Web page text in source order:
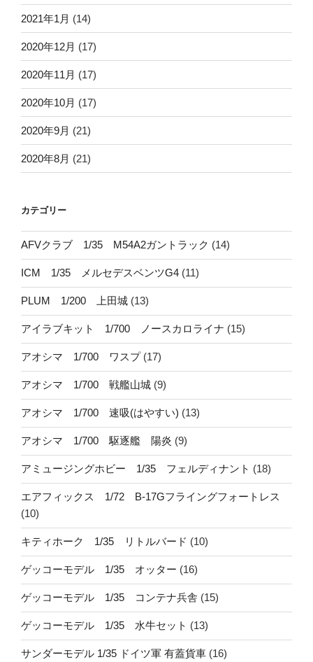
2021年1月 (14)
2020年12月 (17)
2020年11月 (17)
2020年10月 (17)
2020年9月 (21)
2020年8月 (21)
カテゴリー
AFVクラブ 1/35 M54A2ガントラック (14)
ICM 1/35 メルセデスベンツG4 (11)
PLUM 1/200 上田城 (13)
アイラブキット 1/700 ノースカロライナ (15)
アオシマ 1/700 ワスプ(17)
アオシマ 1/700 戦艦山城 (9)
アオシマ 1/700 速吸(はやすい) (13)
アオシマ 1/700 駆逐艦 陽炎 (9)
アミュージングホビー 1/35 フェルディナント (18)
エアフィックス 1/72 B-17Gフライングフォートレス
(10)
キティホーク 1/35 リトルバード (10)
ゲッコーモデル 1/35 オッター (16)
ゲッコーモデル 1/35 コンテナ兵舎 (15)
ゲッコーモデル 1/35 水牛セット (13)
サンダーモデル 1/35 ドイツ軍 有蓋貨車 (16)